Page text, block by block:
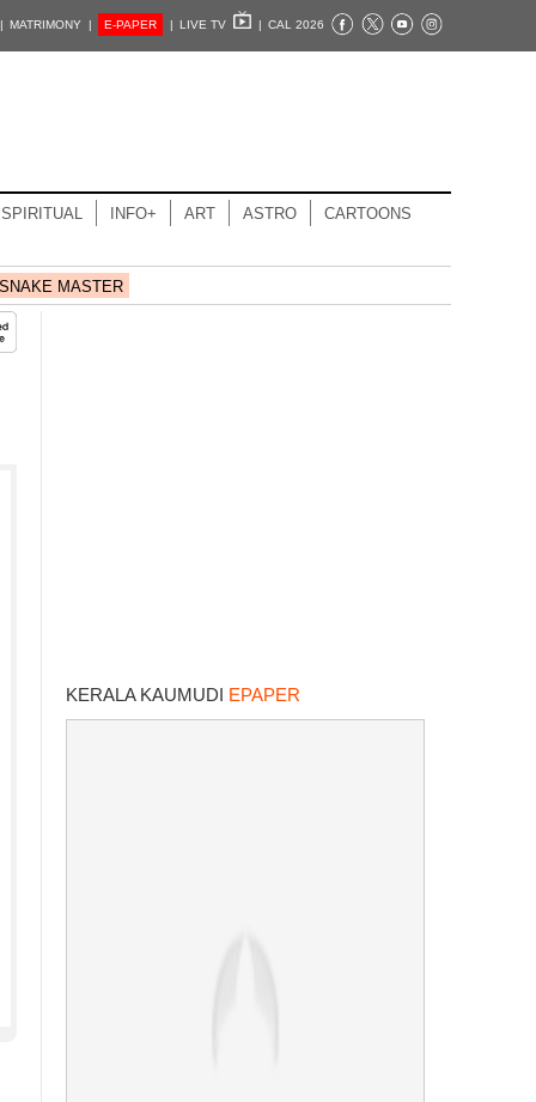
| MATRIMONY | E-PAPER | LIVE TV | CAL 2026
SPIRITUAL INFO+ ART ASTRO CARTOONS
SNAKE MASTER
KERALA KAUMUDI EPAPER